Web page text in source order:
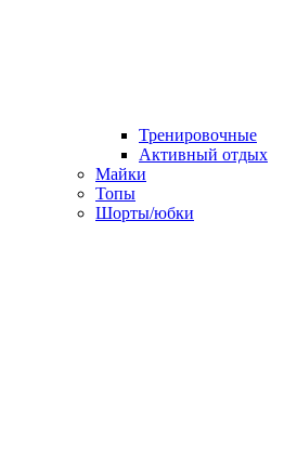
Тренировочные
Активный отдых
Майки
Топы
Шорты/юбки